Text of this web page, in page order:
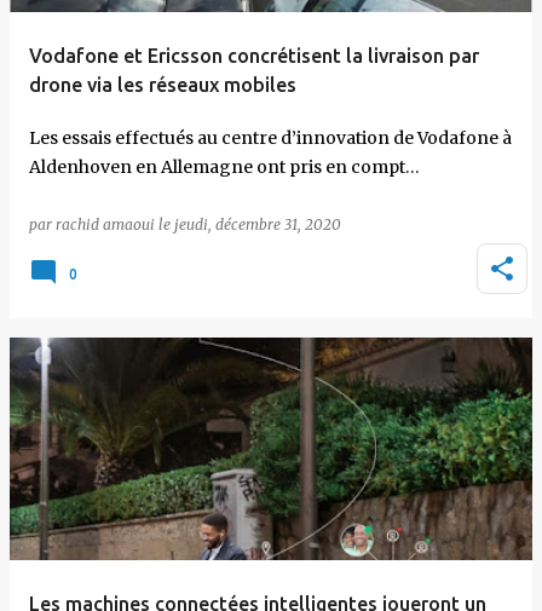
Vodafone et Ericsson concrétisent la livraison par
drone via les réseaux mobiles
Les essais effectués au centre d’innovation de Vodafone à
Aldenhoven en Allemagne ont pris en compt…
par rachid amaoui le jeudi, décembre 31, 2020
0
Les machines connectées intelligentes joueront un